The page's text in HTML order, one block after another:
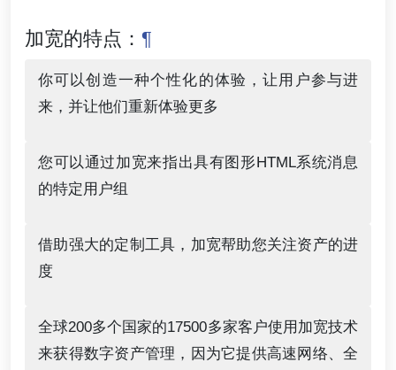
加宽的特点： ¶
你可以创造一种个性化的体验，让用户参与进
来，并让他们重新体验更多
您可以通过加宽来指出具有图形HTML系统消息
的特定用户组
借助强大的定制工具，加宽帮助您关注资产的进
度
全球200多个国家的17500多家客户使用加宽技术
来获得数字资产管理，因为它提供高速网络、全